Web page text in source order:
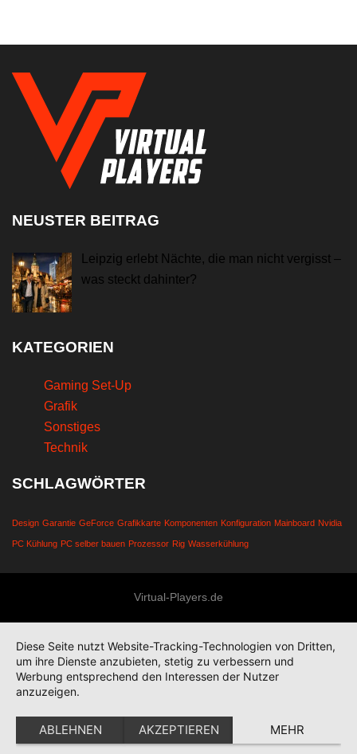
NEUSTER BEITRAG
Leipzig erlebt Nächte, die man nicht vergisst –
was steckt dahinter?
KATEGORIEN
Gaming Set-Up
Grafik
Sonstiges
Technik
SCHLAGWÖRTER
Design Garantie GeForce Grafikkarte Komponenten Konfiguration Mainboard Nvidia
PC Kühlung PC selber bauen Prozessor Rig Wasserkühlung
Virtual-Players.de
Diese Seite nutzt Website-Tracking-Technologien von Dritten,
um ihre Dienste anzubieten, stetig zu verbessern und
Werbung entsprechend den Interessen der Nutzer
anzuzeigen.
ABLEHNEN AKZEPTIEREN MEHR